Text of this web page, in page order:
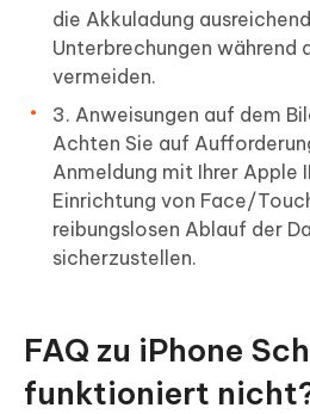
die Akkuladung
Unterbrechungen während
vermeiden.
3. Anweisungen auf dem
Achten Sie auf
Anmeldung mit Ihrer Apple
Einrichtung von Face/
reibungslosen Ablauf der
sicherzustellen.
FAQ zu iPhone
funktioniert